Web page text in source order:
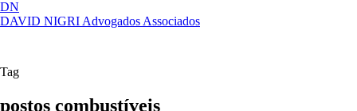
DN
DAVID NIGRI Advogados Associados
Artigos, sentenças, áreas de atuação,
Tag
postos combustíveis